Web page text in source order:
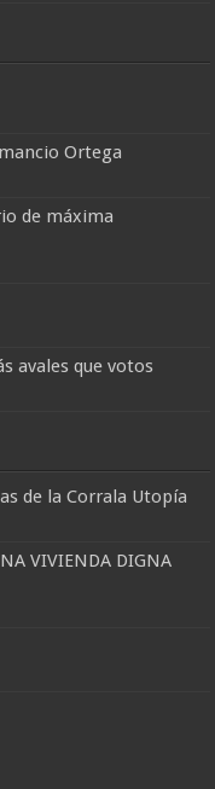
Ortega
de máxima
avales que votos
de la Corrala Utopía
VIVIENDA DIGNA